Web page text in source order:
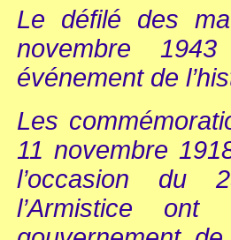
Le défilé des
novembre
événement de
Les
11 novembre
l’occasion du
l’Armistice